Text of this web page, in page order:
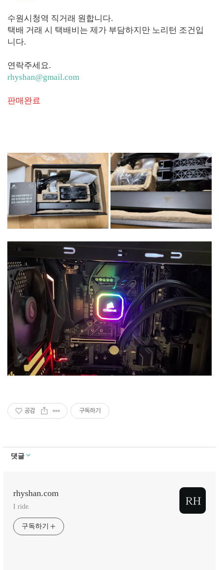
수원시청역 직거래 원합니다.
택배 거래 시 택배비는 제가 부담하지만 노리턴 조건입
니다.
연락주세요.
rhyshan@gmail.com
판매완료
공감 구독하기
댓글
rhyshan.com
I ride.
구독하기